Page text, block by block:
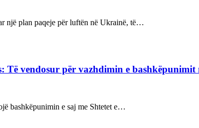
një plan paqeje për luftën në Ukrainë, të…
vendosur për vazhdimin e bashkëpunimit
bashkëpunimin e saj me Shtetet e…